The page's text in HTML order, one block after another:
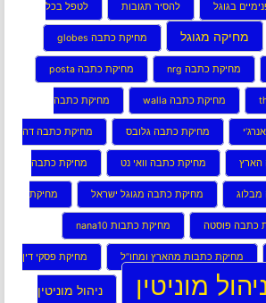
בגוגל להסיר תגובות לטפל בכל
מחיקה מגוגל מחיקת כתבה globes
מחיקת כתבה nrg מחיקת כתבה posta
מחיקת כתבה walla מחיקת כתבה
מחיקת כתבה גלובס מחיקת כתבה דה
הארץ מחיקת כתבה וואי נט מחיקת כתבה
מחיקת כתבה מגוגל ישראל מחיקת
כתבה פוסטה מחיקת כתבות nana10
מחיקת כתבות מהארץ ומחו”ל מחיקת פסקי דין
ניהול מוניטין ניהול מוניטין